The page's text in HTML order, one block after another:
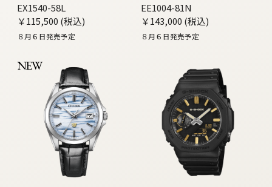
EX1540-58L
￥115,500 (税込)
８月６日発売予定
EE1004-81N
￥143,000 (税込)
８月６日発売予定
NEW